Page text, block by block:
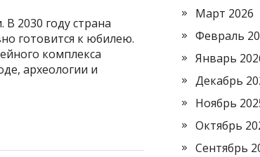
2030 году страна
готовится к юбилею.
комплекса
археологии и
Март 2026
Февраль
Январь
Декабрь
Ноябрь
Октябрь
Сентябрь